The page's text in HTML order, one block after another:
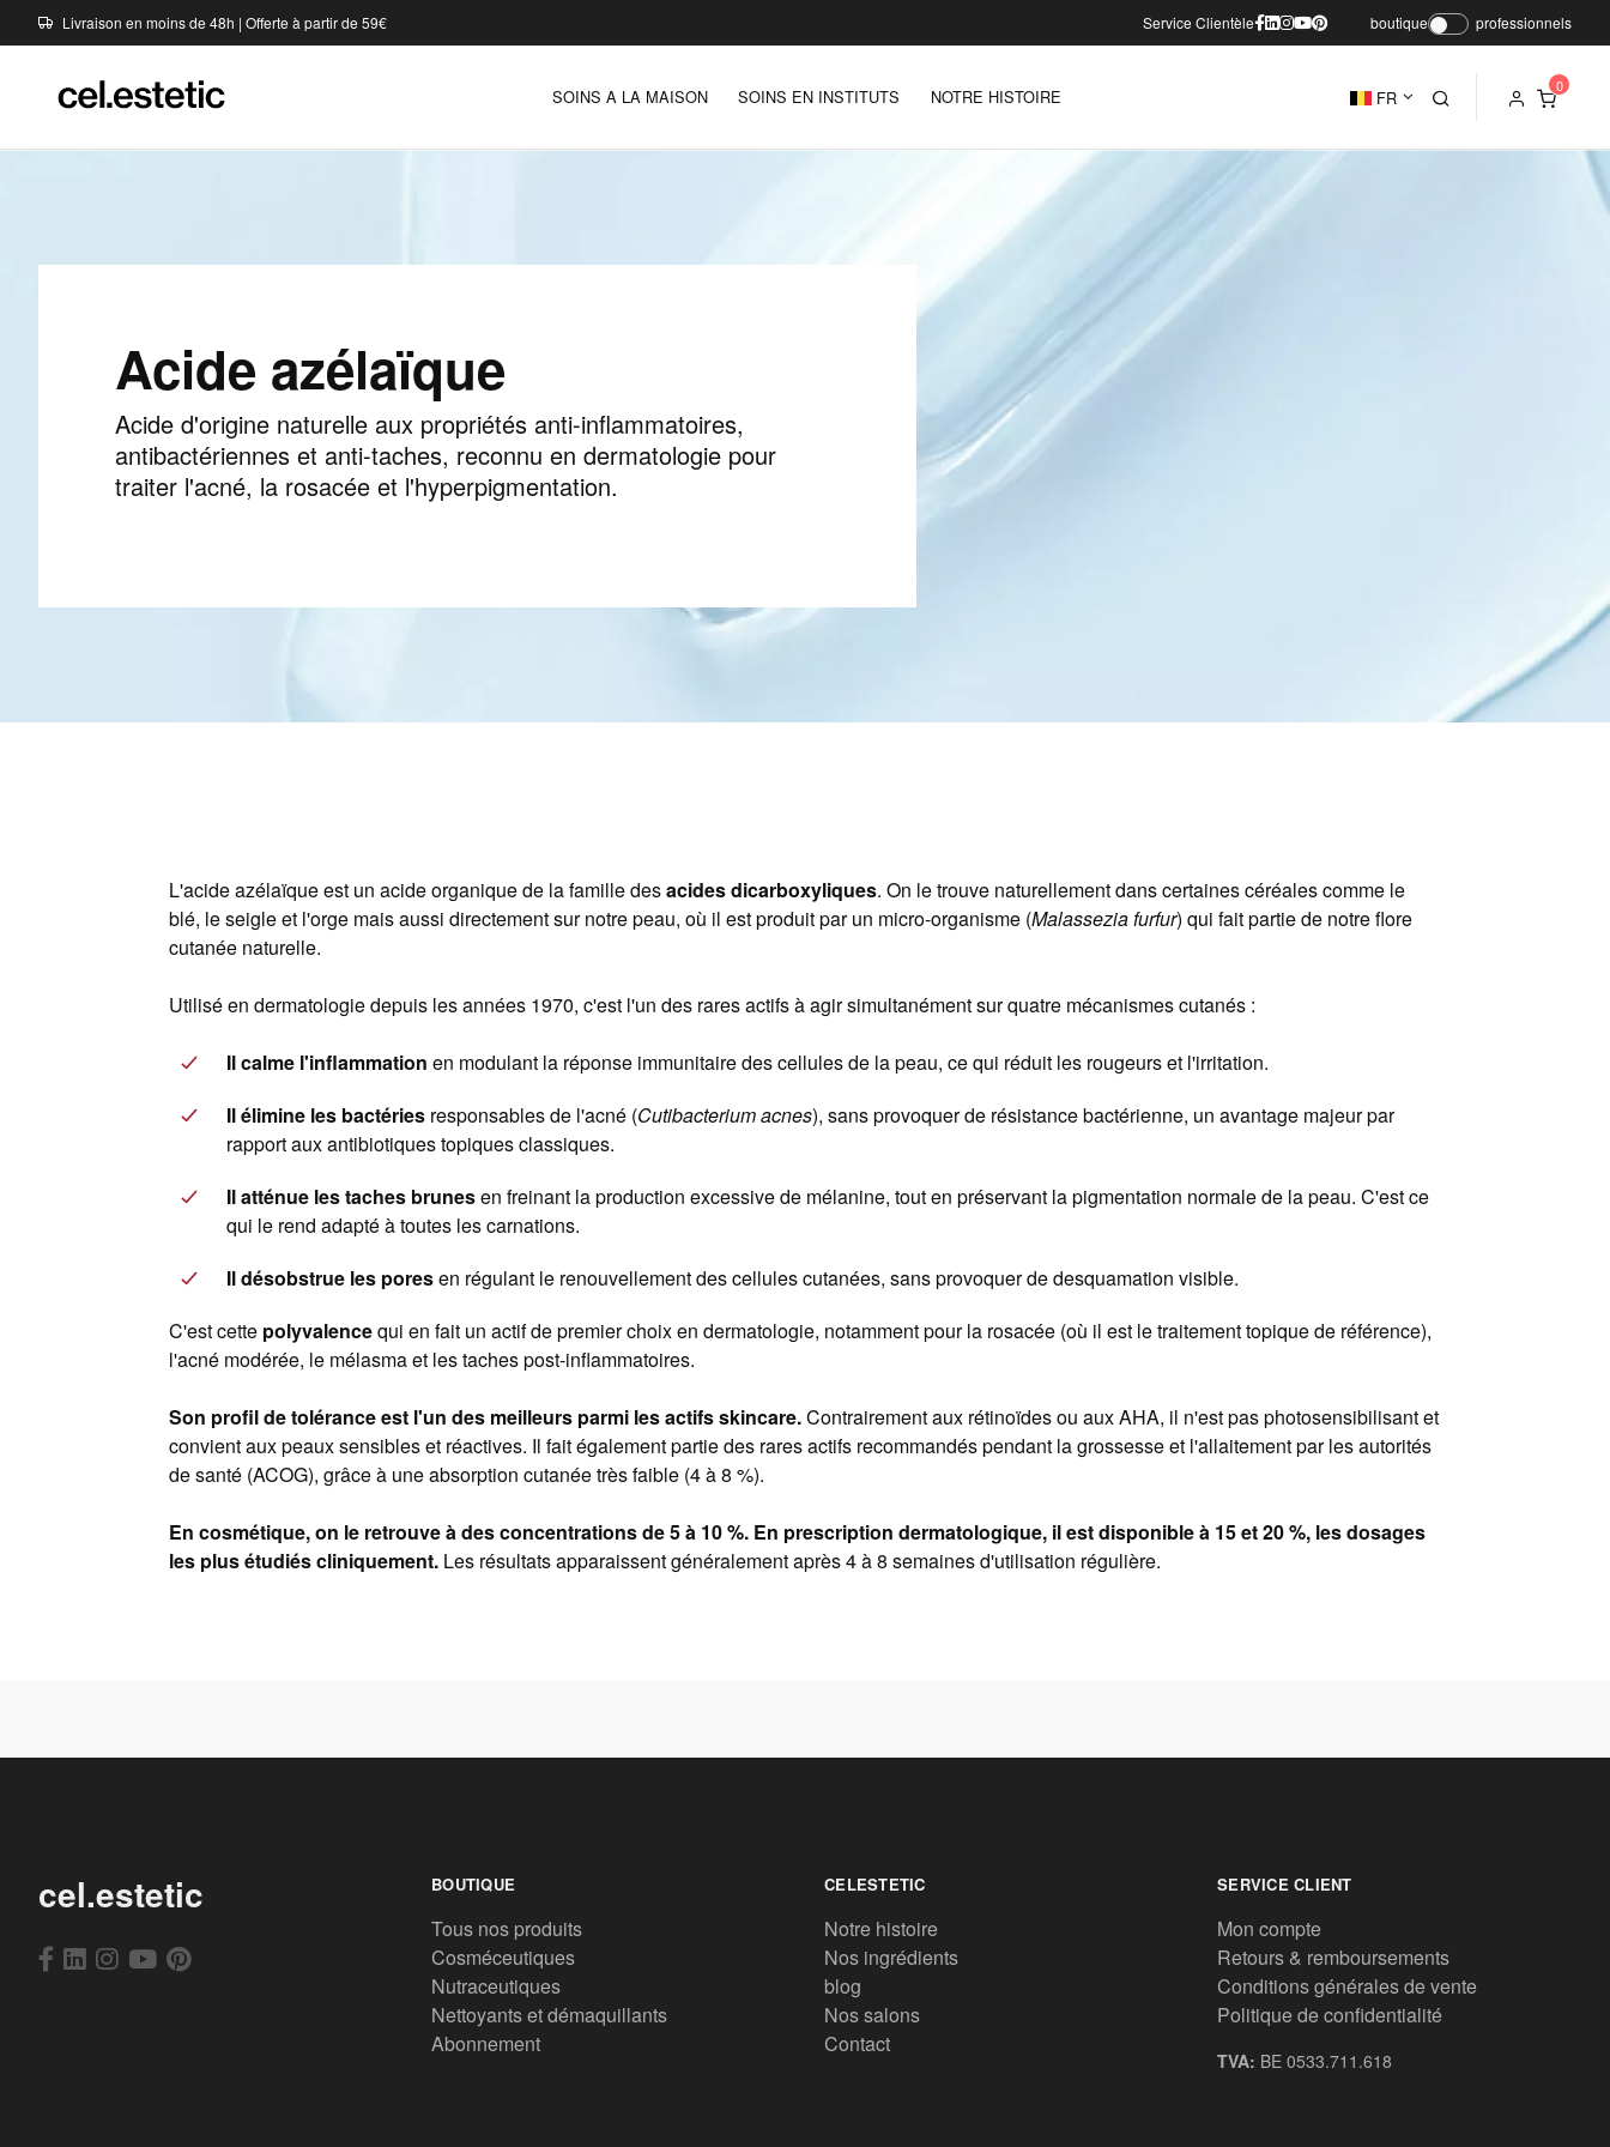
Livraison en moins de 48h | Offerte à partir de 59€ Service Clientèle boutique professionnels
SOINS A LA MAISON SOINS EN INSTITUTS NOTRE HISTOIRE FR
Acide azélaïque
Acide d'origine naturelle aux propriétés anti-inflammatoires,
antibactériennes et anti-taches, reconnu en dermatologie pour
traiter l'acné, la rosacée et l'hyperpigmentation.
L'acide azélaïque est un acide organique de la famille desacides dicarboxyliques. On le trouve naturellement dans certaines céréales comme le
blé, le seigle et l'orge mais aussi directement sur notre peau, où il est produit par un micro-organisme (Malassezia furfur) qui fait partie de notre flore
cutanée naturelle.
Utilisé en dermatologie depuis les années 1970, c'est l'un des rares actifs à agir simultanément sur quatre mécanismes cutanés :
Il calme l'inflammation en modulant la réponse immunitaire des cellules de la peau, ce qui réduit les rougeurs et l'irritation.
Il élimine les bactéries responsables de l'acné (Cutibacterium acnes), sans provoquer de résistance bactérienne, un avantage majeur par
rapport aux antibiotiques topiques classiques.
Il atténue les taches brunesen freinant la production excessive de mélanine, tout en préservant la pigmentation normale de la peau. C'est ce
qui le rend adapté à toutes les carnations.
Il désobstrue les poresen régulant le renouvellement des cellules cutanées, sans provoquer de desquamation visible.
C'est cette polyvalencequi en fait un actif de premier choix en dermatologie, notamment pour la rosacée (où il est le traitement topique de référence),
l'acné modérée, le mélasma et les taches post-inflammatoires.
Son profil de tolérance est l'un des meilleurs parmi les actifs skincare.Contrairement aux rétinoïdes ou aux AHA, il n'est pas photosensibilisant et
convient aux peaux sensibles et réactives. Il fait également partie des rares actifs recommandés pendant la grossesse et l'allaitement par les autorités
de santé (ACOG), grâce à une absorption cutanée très faible (4 à 8 %).
En cosmétique, on le retrouve à des concentrations de 5 à 10 %. En prescription dermatologique, il est disponible à 15 et 20 %, les dosages
les plus étudiés cliniquement. Les résultats apparaissent généralement après 4 à 8 semaines d'utilisation régulière.
cel.estetic BOUTIQUE
Tous nos produits
Cosméceutiques
Nutraceutiques
Nettoyants et démaquillants
Abonnement
CELESTETIC
Notre histoire
Nos ingrédients
blog
Nos salons
Contact
SERVICE CLIENT
Mon compte
Retours & remboursements
Conditions générales de vente
Politique de confidentialité
TVA: BE 0533.711.618